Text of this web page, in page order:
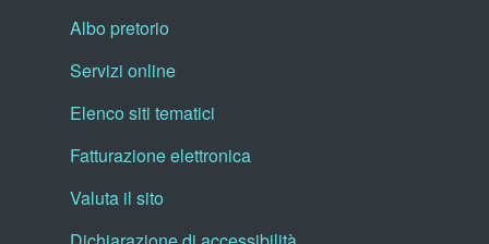
Albo pretorio
Servizi online
Elenco siti tematici
Fatturazione elettronica
Valuta il sito